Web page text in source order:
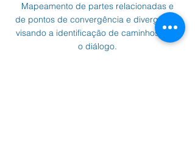
Mapeamento de partes relacionadas e
de pontos de convergência e divergência
visando a identificação de caminhos para
o diálogo.